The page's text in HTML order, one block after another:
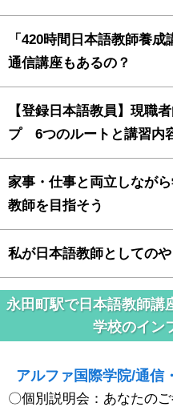
「420時間日本語教師養
通信講座もあるの？
【登録日本語教員】現職
プ 6つのルートと講習内
家事・仕事と両立しなが
教師を目指そう
私が日本語教師としての
永田町駅で日本語教師講
学校のイン
アルファ国際学院/通信
〇個別説明会：あなたの